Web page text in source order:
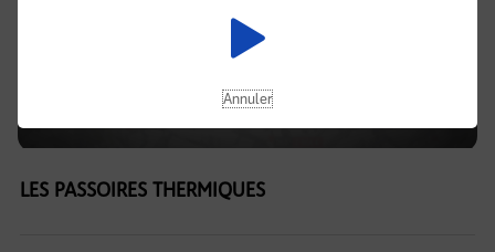
LES PASSOIRES THERMIQUES
Annuler